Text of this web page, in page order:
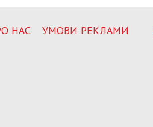
НАС УМОВИ РЕКЛАМИ